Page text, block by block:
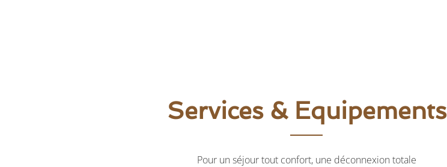
Services & Equipements
Pour un séjour tout confort, une déconnexion totale